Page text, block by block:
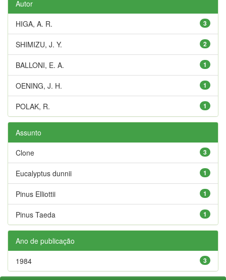
Autor
3
HIGA, A. R.
2
SHIMIZU, J. Y.
1
BALLONI, E. A.
1
OENING, J. H.
1
POLAK, R.
Assunto
3
Clone
1
Eucalyptus dunnii
1
Pinus Elliottii
1
Pinus Taeda
Ano de publicação
3
1984